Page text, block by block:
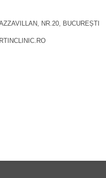
NR.20, BUCUREȘTI